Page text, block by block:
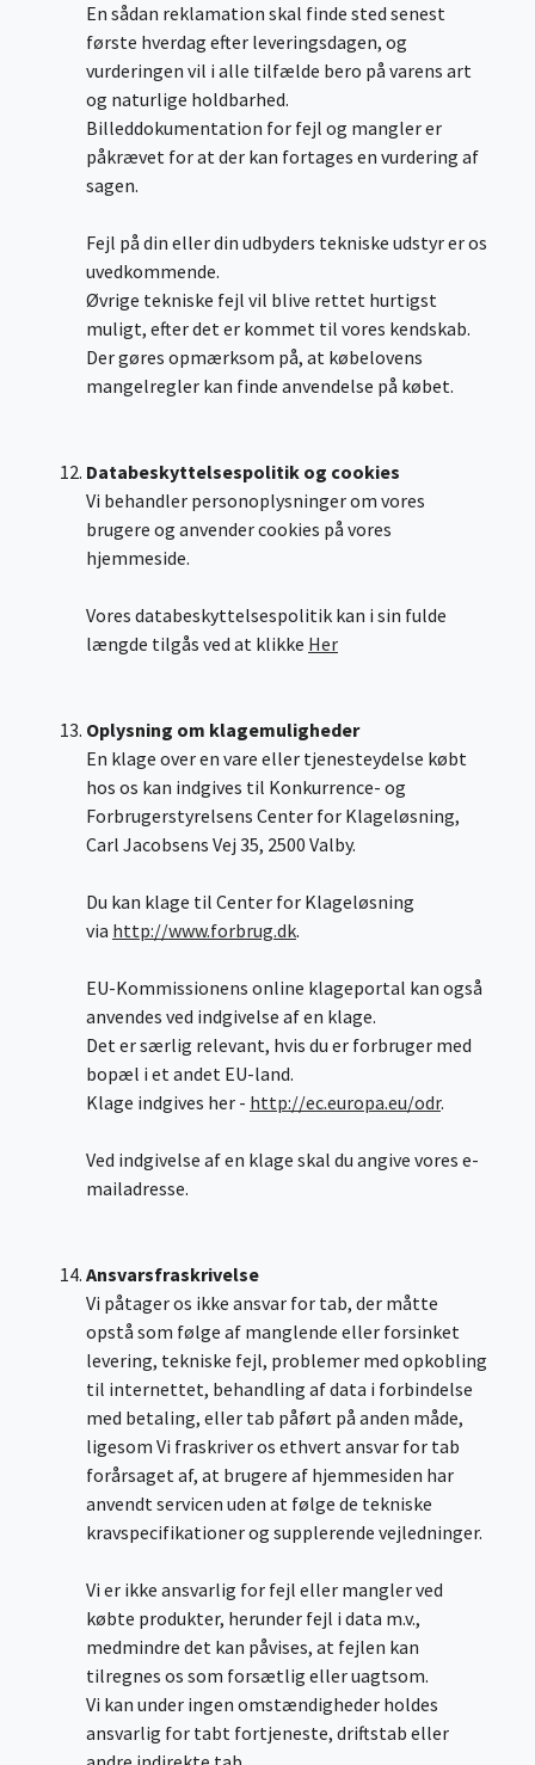
En sådan reklamation skal finde sted senest
første hverdag efter leveringsdagen, og
vurderingen vil i alle tilfælde bero på varens art
og naturlige holdbarhed.
Billeddokumentation for fejl og mangler er
påkrævet for at der kan fortages en vurdering af
sagen.
Fejl på din eller din udbyders tekniske udstyr er os
uvedkommende.
Øvrige tekniske fejl vil blive rettet hurtigst
muligt, efter det er kommet til vores kendskab.
Der gøres opmærksom på, at købelovens
mangelregler kan finde anvendelse på købet.
Databeskyttelsespolitik og cookies
Vi behandler personoplysninger om vores
brugere og anvender cookies på vores
hjemmeside.
Vores databeskyttelsespolitik kan i sin fulde
længde tilgås ved at klikke Her
Oplysning om klagemuligheder
En klage over en vare eller tjenesteydelse købt
hos os kan indgives til Konkurrence- og
Forbrugerstyrelsens Center for Klageløsning,
Carl Jacobsens Vej 35, 2500 Valby.
Du kan klage til Center for Klageløsning
via http://www.forbrug.dk.
EU-Kommissionens online klageportal kan også
anvendes ved indgivelse af en klage.
Det er særlig relevant, hvis du er forbruger med
bopæl i et andet EU-land.
Klage indgives her - http://ec.europa.eu/odr.
Ved indgivelse af en klage skal du angive vores e-
mailadresse.
Ansvarsfraskrivelse
Vi påtager os ikke ansvar for tab, der måtte
opstå som følge af manglende eller forsinket
levering, tekniske fejl, problemer med opkobling
til internettet, behandling af data i forbindelse
med betaling, eller tab påført på anden måde,
ligesom Vi fraskriver os ethvert ansvar for tab
forårsaget af, at brugere af hjemmesiden har
anvendt servicen uden at følge de tekniske
kravspecifikationer og supplerende vejledninger.
Vi er ikke ansvarlig for fejl eller mangler ved
købte produkter, herunder fejl i data m.v.,
medmindre det kan påvises, at fejlen kan
tilregnes os som forsætlig eller uagtsom.
Vi kan under ingen omstændigheder holdes
ansvarlig for tabt fortjeneste, driftstab eller